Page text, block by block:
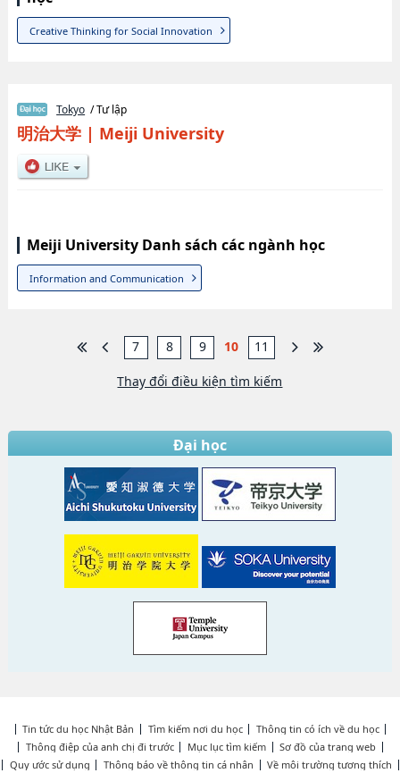
Creative Thinking for Social Innovation
Tokyo / Tư lập
明治大学| Meiji University
Meiji University Danh sách các ngành học
Information and Communication
7 8 9 10 11
Thay đổi điều kiện tìm kiếm
Đại học
Tin tức du học Nhật Bản Tìm kiếm nơi du học
Thông tin có ích về du học
Thông điệp của anh chị đi trước
Mục lục tìm kiếm
Sơ đồ của trang web
Quy ước sử dụng
Thông báo về thông tin cá nhân Về môi trường tương thích